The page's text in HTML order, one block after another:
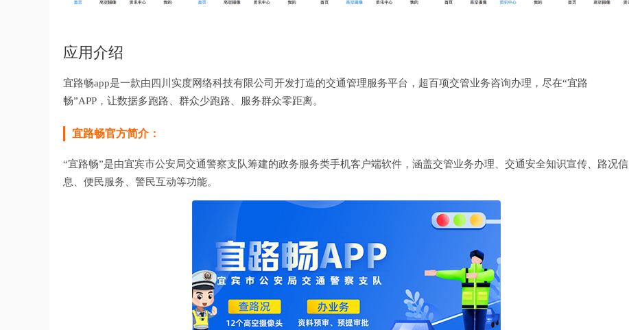
应用介绍
宜路畅app是一款由四川实度网络科技有限公司开发打造的交通管理服务平台，超百项交管业务咨询办理，尽在“宜路
畅”APP，让数据多跑路、群众少跑路、服务群众零距离。
宜路畅官方简介：
“宜路畅”是由宜宾市公安局交通警察支队筹建的政务服务类手机客户端软件，涵盖交管业务办理、交通安全知识宣传、路况信
息、便民服务、警民互动等功能。